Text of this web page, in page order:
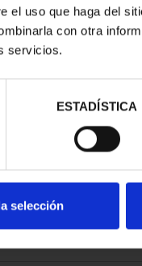
el uso que haga del
con otra
servicios.
ESTADÍSTICA
selección